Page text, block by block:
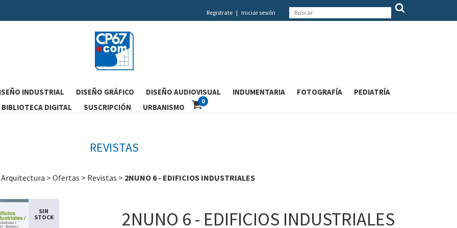
Registrate | Iniciar sesión
INDUSTRIAL DISEÑO GRÁFICO DISEÑO AUDIOVISUAL INDUMENTARIA FOTOGRAFÍA
PEDIATRÍA
BIBLIOTECA DIGITAL
SUSCRIPCIÓN URBANISMO
0
REVISTAS
Arquitectura > Ofertas > Revistas > 2NUNO 6 - EDIFICIOS INDUSTRIALES
SIN
STOCK
2NUNO 6 - EDIFICIOS INDUSTRIALES